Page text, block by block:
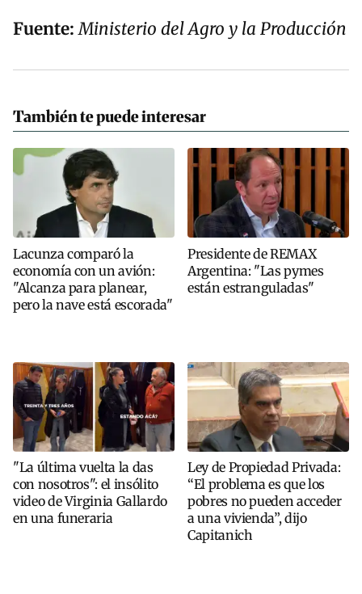
Fuente:Ministerio del Agro y la Producción
También te puede interesar
Lacunza comparó la
economía con un avión:
"Alcanza para planear,
pero la nave está escorada"
Presidente de REMAX
Argentina: "Las pymes
están estranguladas"
"La última vuelta la das
con nosotros": el insólito
video de Virginia Gallardo
en una funeraria
Ley de Propiedad Privada:
“El problema es que los
pobres no pueden acceder
a una vivienda”, dijo
Capitanich